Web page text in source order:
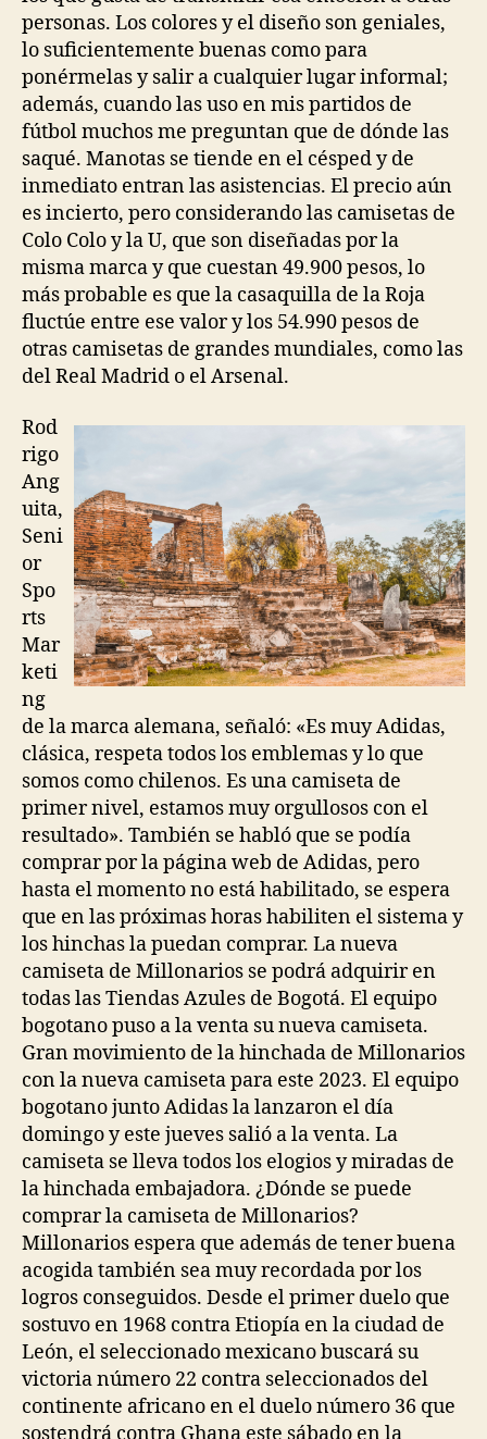
personas. Los colores y el diseño son geniales,
lo suficientemente buenas como para
ponérmelas y salir a cualquier lugar informal;
además, cuando las uso en mis partidos de
fútbol muchos me preguntan que de dónde las
saqué. Manotas se tiende en el césped y de
inmediato entran las asistencias. El precio aún
es incierto, pero considerando las camisetas de
Colo Colo y la U, que son diseñadas por la
misma marca y que cuestan 49.900 pesos, lo
más probable es que la casaquilla de la Roja
fluctúe entre ese valor y los 54.990 pesos de
otras camisetas de grandes mundiales, como las
del Real Madrid o el Arsenal.
Rod
rigo
Ang
uita,
Seni
or
Spo
rts
Mar
keti
ng
de la marca alemana, señaló: «Es muy Adidas,
clásica, respeta todos los emblemas y lo que
somos como chilenos. Es una camiseta de
primer nivel, estamos muy orgullosos con el
resultado». También se habló que se podía
comprar por la página web de Adidas, pero
hasta el momento no está habilitado, se espera
que en las próximas horas habiliten el sistema y
los hinchas la puedan comprar. La nueva
camiseta de Millonarios se podrá adquirir en
todas las Tiendas Azules de Bogotá. El equipo
bogotano puso a la venta su nueva camiseta.
Gran movimiento de la hinchada de Millonarios
con la nueva camiseta para este 2023. El equipo
bogotano junto Adidas la lanzaron el día
domingo y este jueves salió a la venta. La
camiseta se lleva todos los elogios y miradas de
la hinchada embajadora. ¿Dónde se puede
comprar la camiseta de Millonarios?
Millonarios espera que además de tener buena
acogida también sea muy recordada por los
logros conseguidos. Desde el primer duelo que
sostuvo en 1968 contra Etiopía en la ciudad de
León, el seleccionado mexicano buscará su
victoria número 22 contra seleccionados del
continente africano en el duelo número 36 que